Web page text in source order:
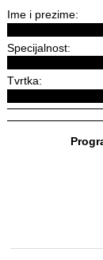
Ime i prezime:
Specijalnost:
Tvrtka: